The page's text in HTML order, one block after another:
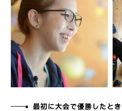
最初に大会で優勝したと